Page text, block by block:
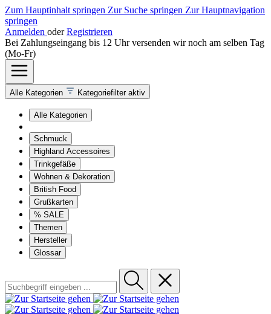
Zum Hauptinhalt springen Zur Suche springen Zur Hauptnavigation
springen
Anmelden oder Registrieren
Bei Zahlungseingang bis 12 Uhr versenden wir noch am selben Tag
(Mo-Fr)
Alle Kategorien Kategoriefilter aktiv
Alle Kategorien
Schmuck
Highland Accessoires
Trinkgefäße
Wohnen & Dekoration
British Food
Grußkarten
% SALE
Themen
Hersteller
Glossar